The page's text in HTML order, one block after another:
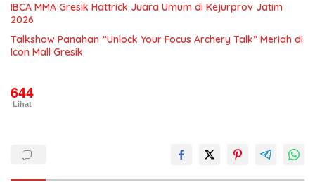
IBCA MMA Gresik Hattrick Juara Umum di Kejurprov Jatim
2026
Talkshow Panahan “Unlock Your Focus Archery Talk” Meriah di
Icon Mall Gresik
644
Lihat